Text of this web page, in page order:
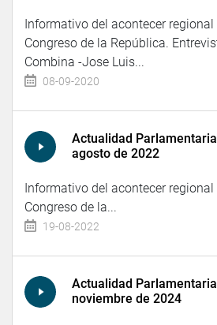
Informativo del acontecer
Congreso de la República.
Combina -Jose Luis...
08-09-2020
Actualidad
agosto de 2022
Informativo del acontecer
Congreso de la...
19-08-2022
Actualidad
noviembre de 2024